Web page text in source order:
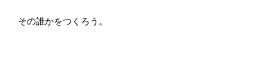
その誰かをつくろう。